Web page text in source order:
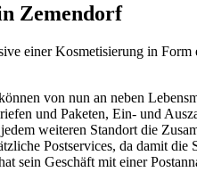
Zemendorf
einer Kosmetisierung in
von nun an neben
und Paketen, Ein- und
weiteren Standort die
Postservices, da damit
sein Geschäft mit einer